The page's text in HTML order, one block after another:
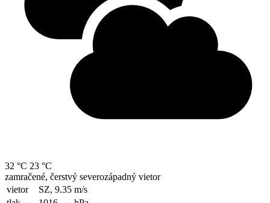
32 °C 23 °C
zamračené, čerstvý severozápadný vietor
vietor
SZ, 9.35 m/s